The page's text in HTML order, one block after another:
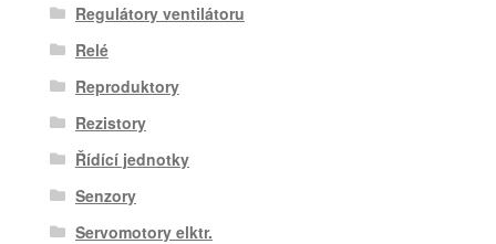
Regulátory ventilátoru
Relé
Reproduktory
Rezistory
Řídící jednotky
Senzory
Servomotory elktr.